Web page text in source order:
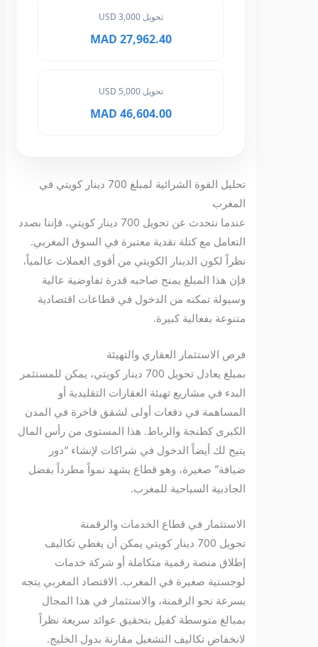
تحويل 3,000 USD
27,962.40 MAD
تحويل 5,000 USD
46,604.00 MAD
تحليل القوة الشرائية لمبلغ 700 دينار كويتي في
المغرب
عندما نتحدث عن تحويل 700 دينار كويتي، فإننا بصدد
التعامل مع كتلة نقدية معتبرة في السوق المغربي.
نظراً لكون الدينار الكويتي من أقوى العملات عالمياً،
فإن هذا المبلغ يمنح صاحبه قدرة تفاوضية عالية
وسيولة تمكنه من الدخول في قطاعات اقتصادية
متنوعة بفعالية كبيرة.
فرص الاستثمار العقاري والتهيئة
بمبلغ يعادل تحويل 700 دينار كويتي، يمكن للمستثمر
البدء في مشاريع تهيئة العقارات التقليدية أو
المساهمة في دفعات أولى لشقق فاخرة في المدن
الكبرى كطنجة والرباط. هذا المستوى من رأس المال
يتيح لك أيضاً الدخول في شراكات لإنشاء “دور
ضيافة” صغيرة، وهو قطاع يشهد نمواً مطرداً بفضل
الجاذبية السياحية للمغرب.
الاستثمار في قطاع الخدمات والرقمنة
تحويل 700 دينار كويتي يمكن أن يغطي تكاليف
إطلاق منصة رقمية متكاملة أو شركة خدمات
لوجستية صغيرة في المغرب. الاقتصاد المغربي يتجه
بسرعة نحو الرقمنة، والاستثمار في هذا المجال
بمبالغ متوسطة كفيل بتحقيق عوائد سريعة نظراً
لانخفاض تكاليف التشغيل مقارنة بدول الخليج.